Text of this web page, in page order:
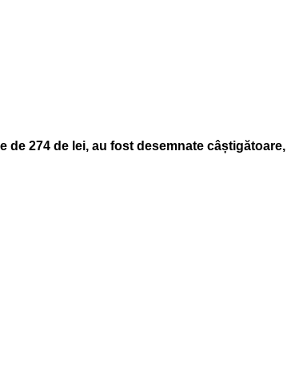
de 274 de lei, au fost desemnate câștigătoare,